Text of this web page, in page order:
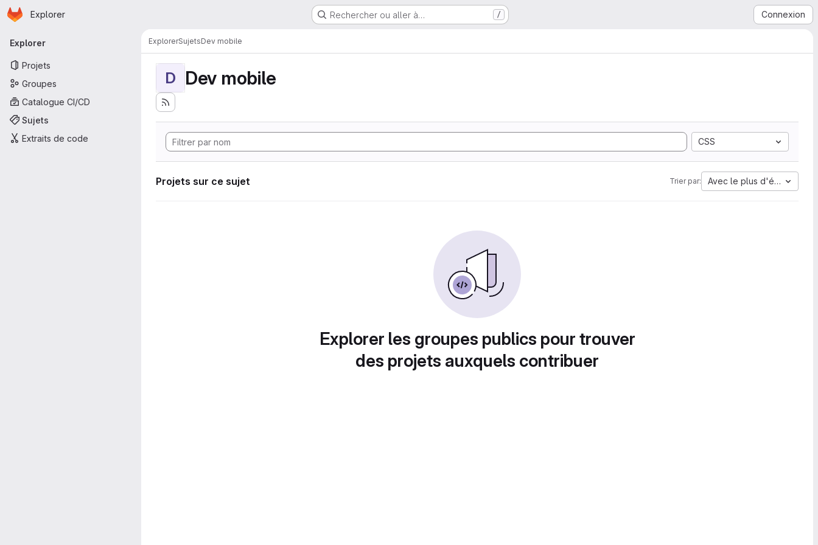
Passer au contenu principal
Page d'accueil
Explorer Rechercher ou aller à… / Connexion
Navigation principale
Explorer
Projets
Groupes
Catalogue CI/CD
Sujets
Extraits de code
ExplorerSujetsDev mobile
D Dev mobile
CSS
Projets sur ce sujet Trier par: Avec le plus d'étoiles
Explorer les groupes publics pour trouver
des projets auxquels contribuer